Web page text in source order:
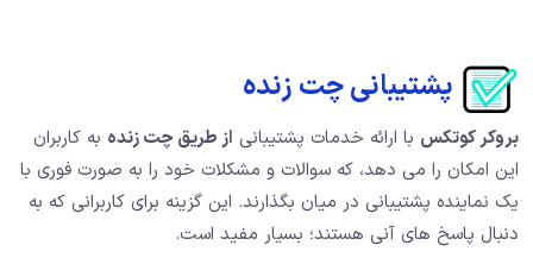
پشتیبانی چت زنده
بروکر کوتکس با ارائه خدمات پشتیبانی از طریق چت زنده به کاربران
این امکان را می دهد، که سوالات و مشکلات خود را به صورت فوری با
یک نماینده پشتیبانی در میان بگذارند. این گزینه برای کاربرانی که به
دنبال پاسخ های آنی هستند؛ بسیار مفید است.